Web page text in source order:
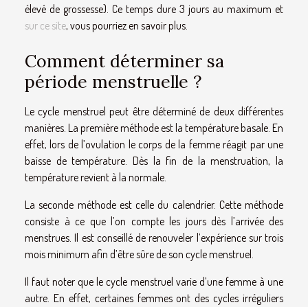
élevé de grossesse). Ce temps dure 3 jours au maximum et
sur ce site, vous pourriez en savoir plus.
Comment déterminer sa
période menstruelle ?
Le cycle menstruel peut être déterminé de deux différentes
manières. La première méthode est la température basale. En
effet, lors de l’ovulation le corps de la femme réagit par une
baisse de température. Dès la fin de la menstruation, la
température revient à la normale.
La seconde méthode est celle du calendrier. Cette méthode
consiste à ce que l’on compte les jours dès l’arrivée des
menstrues. Il est conseillé de renouveler l’expérience sur trois
mois minimum afin d’être sûre de son cycle menstruel.
Il faut noter que le cycle menstruel varie d’une femme à une
autre. En effet, certaines femmes ont des cycles irréguliers